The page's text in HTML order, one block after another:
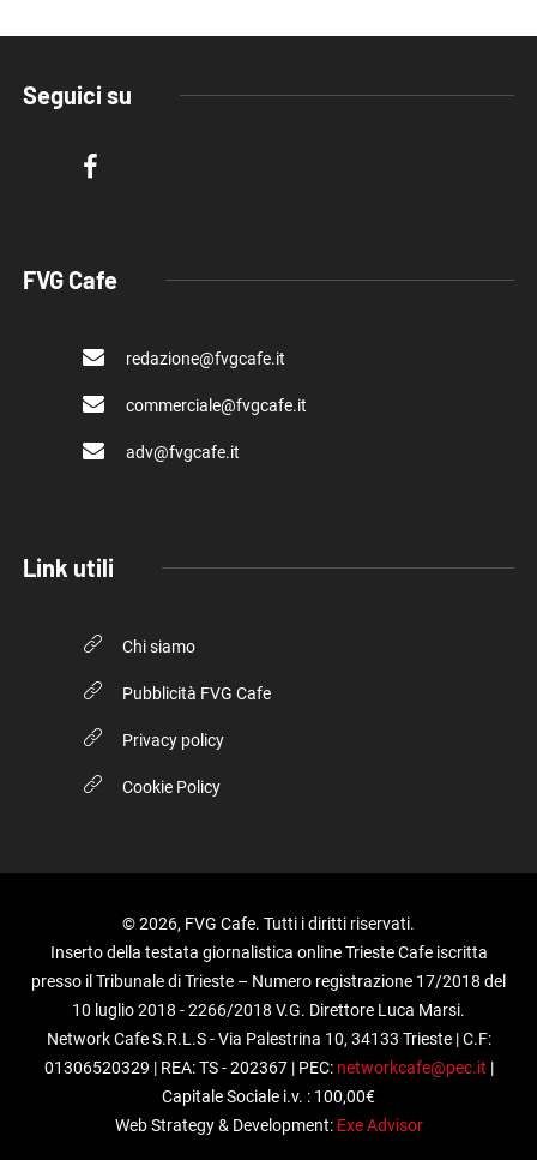
Seguici su
FVG Cafe
redazione@fvgcafe.it
commerciale@fvgcafe.it
adv@fvgcafe.it
Link utili
Chi siamo
Pubblicità FVG Cafe
Privacy policy
Cookie Policy
© 2026, FVG Cafe. Tutti i diritti riservati.
Inserto della testata giornalistica online Trieste Cafe iscritta
presso il Tribunale di Trieste – Numero registrazione 17/2018 del
10 luglio 2018 - 2266/2018 V.G. Direttore Luca Marsi.
Network Cafe S.R.L.S - Via Palestrina 10, 34133 Trieste | C.F:
01306520329 | REA: TS - 202367 | PEC: networkcafe@pec.it |
Capitale Sociale i.v. : 100,00€
Web Strategy & Development: Exe Advisor